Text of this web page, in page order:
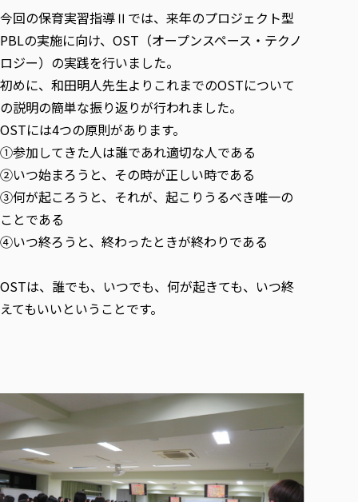
寄附の受け入れ
関連法人
教職員募集
役員・評議員一覧
キャンパス案内
一般事業主行動計画
公的資金等の不正使用の防止に関する基本方針
研究活動における不正行為の防止等に関する対応
大学広報誌「TFU Newsletter 東北福祉大学通信」
初年次教育（リエゾンゼミⅠ）について
リエゾンゼミ・ナビ（テキスト等）
お役立ち情報（リンク集）
放射線モニタリング測定結果（国見キャンパス）
中期事業計画
事業計画／財務・事業報告
大学評価
IR情報
学校教育法施行規則第172条の2に基づく情報公開
教職課程における情報の公表
学部・学科等設置計画履行状況報告書
情報公開規程
保健看護学科
リハビリテーション学科
医療経営管理学科
産業福祉マネジメント学科
情報福祉マネジメント学科
仏教専修科
大学院
大学院
総合福祉学研究科 社会福祉学専攻 修士課程
総合福祉学研究科 社会福祉学専攻 博士課程
総合福祉学研究科 福祉心理学専攻 修士課程
通信教育部
通信教育部
通信制大学院 総合福祉学研究科 社会福祉学専攻 修士課程
カリキュラム（学部・大学院）
学びの特徴
実学臨床教育（総合福祉学部のみ履修可能）
教育実践活動（教育学科学生のみ受講可能）
禅のこころ
学びのサポート
学費（学部学科）
授業料減免・奨学金等
宿舎の紹介
オープンキャンパス
東北福祉大学のキャリアサポート
東北福祉大学のキャリアサポート
進路・就職支援
東北福祉大学のキャリア教育
採用ご担当者様へ
採用ご担当者様へ
センター長の挨拶
求人の受付について
単独学内説明会のご案内
在学生の方
在学生の方
資格取得報奨制度について
東北福祉大学求人・インターンシップ検索サイト（キャリタス
卒業生の方
卒業生の方
卒業後のキャリア支援体制
在学生による訪問、情報提供へのご協力のお願い
よくあるご質問
東北福祉大学のDNA
在学生インタビュー
文化会・文化系サークル紹介
大学指定団体紹介
交換留学生 Exchange students
海外留学・研修
外国人在学生
Prospective Students
学生支援センター国際交流の活動
ニュース一覧
東北福祉大学の研究活動
東北福祉大学の研究活動
東北福祉大学の研究紹介
共同研究等をご検討の皆様へ
東北福祉大学の紀要・リポジトリ
東北福祉大学の紀要・リポジトリ
研究紀要
教職研究
東北福祉大学教育・教職センター特別支援教育研究年報一覧
東北福祉大学機関リポジトリ
東北福祉大学オープンアクセス方針
産学・産学官連携
産学・産学官連携
「高齢者のフレイル予防及びデジタルデバイド解消に向けた産
学生参加 × 産学官連携 ～ 「行学一如」の実践
社会貢献・地域連携活動
社会貢献・地域連携活動
社会貢献への取り組み
社会貢献・地域連携活動報告書
被災地の子ども支援活動
自治体・団体等との主な協定
生涯教育・キャリア教育
生涯教育・キャリア教育TOP
生涯学習・社会人講座
月例TFU実学臨床研究セミナー
特別支援教育研究室
関連法人
取材について
学内ポータルシステム
今回の保育実習指導Ⅱでは、来年のプロジェクト型
PBLの実施に向け、OST（オープンスペース・テクノ
ロジー）の実践を行いました。
初めに、和田明人先生よりこれまでのOSTについて
の説明の簡単な振り返りが行われました。
OSTには4つの原則があります。
①参加してきた人は誰であれ適切な人である
②いつ始まろうと、その時が正しい時である
③何が起ころうと、それが、起こりうるべき唯一の
ことである
④いつ終ろうと、終わったときが終わりである
OSTは、誰でも、いつでも、何が起きても、いつ終
えてもいいということです。